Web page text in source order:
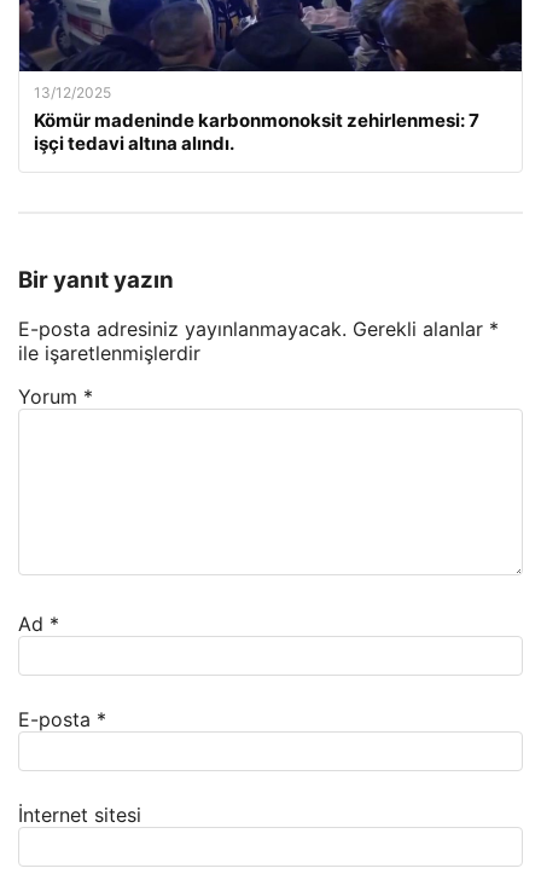
13/12/2025
Kömür madeninde karbonmonoksit zehirlenmesi: 7
işçi tedavi altına alındı.
Bir yanıt yazın
E-posta adresiniz yayınlanmayacak. Gerekli alanlar *
ile işaretlenmişlerdir
Yorum *
Ad *
E-posta *
İnternet sitesi